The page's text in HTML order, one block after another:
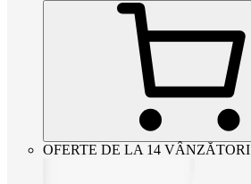
OFERTE DE LA 14 VÂNZĂTORI